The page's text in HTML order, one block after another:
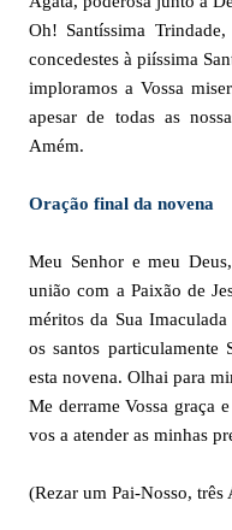
Oh! Santíssima
concedestes à piíssima
imploramos a Vossa
apesar de todas as
Amém.
Oração final da novena
Meu Senhor e meu
união com a Paixão de
méritos da Sua
os santos particulamente
esta novena. Olhai para
Me derrame Vossa graça
vos a atender as minhas
(Rezar um Pai-Nosso,